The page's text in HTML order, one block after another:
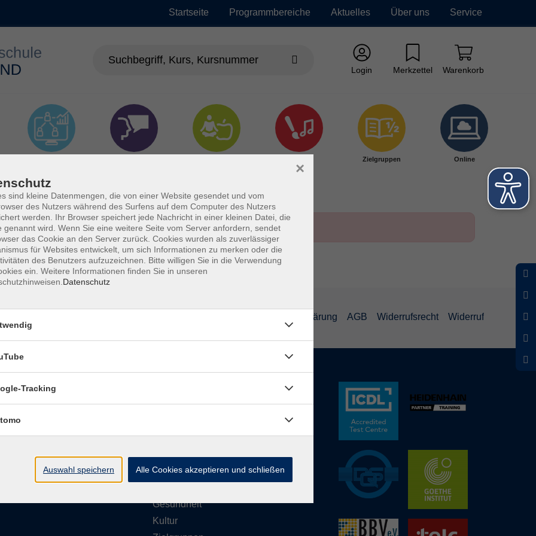
Startseite Programmbereiche Aktuelles Über uns Service
Login Merkzettel Warenkorb
Zielgruppen Online
Datenschutzerklärung AGB Widerrufsrecht Widerruf
bis Donnerstag
12:00 Uhr
Gesellschaft
EDV & Digitalisierung
Gesundheit
Kultur
sind kleine Datenmengen, die von einer Website gesendet und vom
des Nutzers während des Surfens auf dem Computer des Nutzers
werden. Ihr Browser speichert jede Nachricht in einer kleinen Datei, die
genannt wird. Wenn Sie eine weitere Seite vom Server anfordern, sendet
das Cookie an den Server zurück. Cookies wurden als zuverlässiger
für Websites entwickelt, um sich Informationen zu merken oder die
des Benutzers aufzuzeichnen. Bitte willigen Sie in die Verwendung
ein. Weitere Informationen finden Sie in unseren
Datenschutz
×
Tracking
Auswahl speichern Alle Cookies akzeptieren und schließen